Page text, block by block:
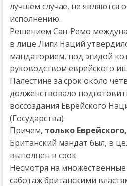
лучшем случае, не являются
исполнению.
Решением Сан-Ремо
в лице Лиги Наций
мандаторием, под эгидой
руководством еврейского
Палестине за срок около
долженствовало
воссоздания Еврейского
(Государства).
Причем, только
Британский мандат был, в
выполнен в срок.
Несмотря на множественные
саботаж британскими